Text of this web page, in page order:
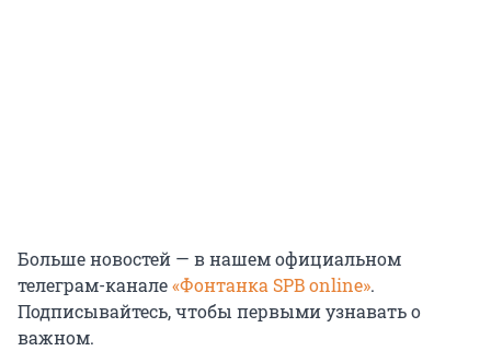
Больше новостей — в нашем официальном
телеграм-канале«Фонтанка SPB online».
Подписывайтесь, чтобы первыми узнавать о
важном.